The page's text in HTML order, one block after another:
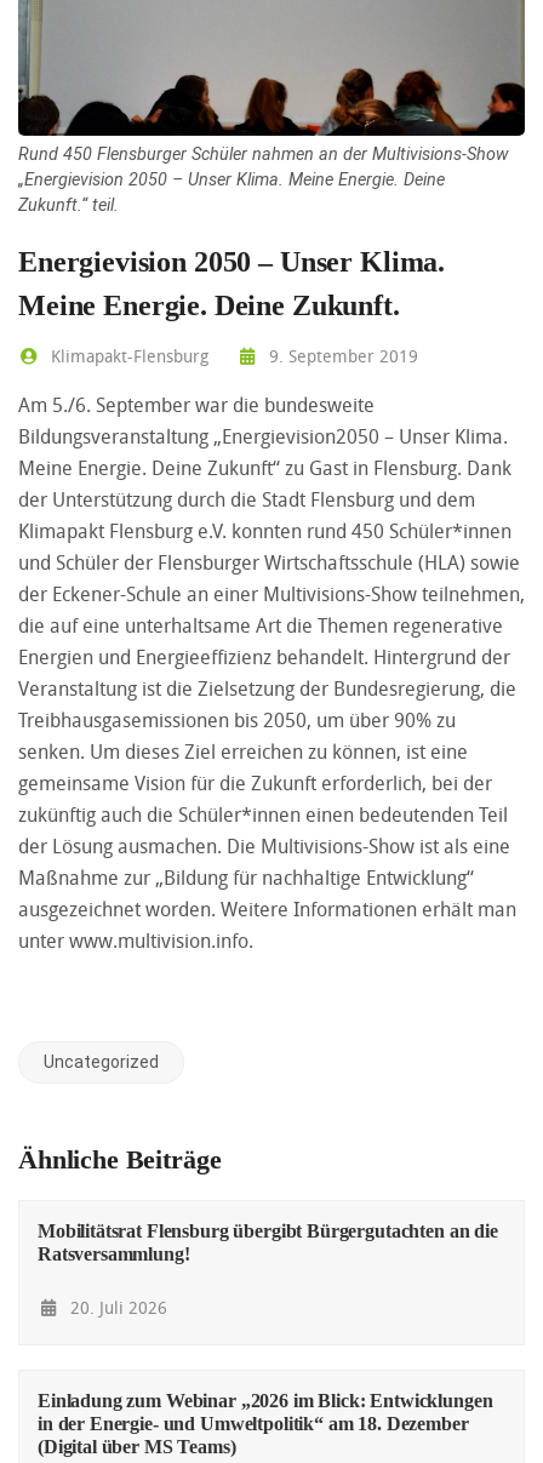
Rund 450 Flensburger Schüler nahmen an der Multivisions-Show
„Energievision 2050 – Unser Klima. Meine Energie. Deine
Zukunft.“ teil.
Energievision 2050 – Unser Klima.
Meine Energie. Deine Zukunft.
Klimapakt-Flensburg 9. September 2019
Am 5./6. September war die bundesweite
Bildungsveranstaltung „Energievision2050 – Unser Klima.
Meine Energie. Deine Zukunft“ zu Gast in Flensburg. Dank
der Unterstützung durch die Stadt Flensburg und dem
Klimapakt Flensburg e.V. konnten rund 450 Schüler*innen
und Schüler der Flensburger Wirtschaftsschule (HLA) sowie
der Eckener-Schule an einer Multivisions-Show teilnehmen,
die auf eine unterhaltsame Art die Themen regenerative
Energien und Energieeffizienz behandelt. Hintergrund der
Veranstaltung ist die Zielsetzung der Bundesregierung, die
Treibhausgasemissionen bis 2050, um über 90% zu
senken. Um dieses Ziel erreichen zu können, ist eine
gemeinsame Vision für die Zukunft erforderlich, bei der
zukünftig auch die Schüler*innen einen bedeutenden Teil
der Lösung ausmachen. Die Multivisions-Show ist als eine
Maßnahme zur „Bildung für nachhaltige Entwicklung“
ausgezeichnet worden. Weitere Informationen erhält man
unterwww.multivision.info.
Uncategorized
Ähnliche Beiträge
Mobilitätsrat Flensburg übergibt Bürgergutachten an die
Ratsversammlung!
20. Juli 2026
Einladung zum Webinar „2026 im Blick: Entwicklungen
in der Energie- und Umweltpolitik“ am 18. Dezember
(Digital über MS Teams)